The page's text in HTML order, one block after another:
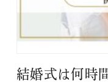
結婚式は何時